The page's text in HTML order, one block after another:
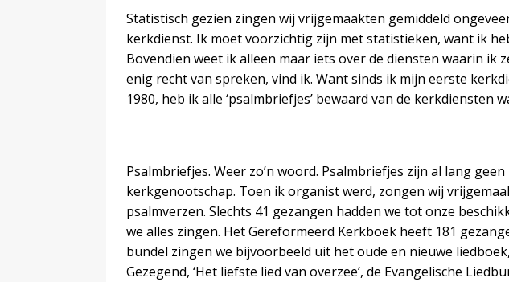
Statistisch gezien zingen wij vrijgemaakten gemiddeld
kerkdienst. Ik moet voorzichtig zijn met statistieken, want ik
Bovendien weet ik alleen maar iets over de diensten waarin ik
enig recht van spreken, vind ik. Want sinds ik mijn eerste
1980, heb ik alle ‘psalmbriefjes’ bewaard van de kerkdiensten
Psalmbriefjes. Weer zo’n woord. Psalmbriefjes zijn al lang
kerkgenootschap. Toen ik organist werd, zongen wij
psalmverzen. Slechts 41 gezangen hadden we tot onze
we alles zingen. Het Gereformeerd Kerkboek heeft 181
bundel zingen we bijvoorbeeld uit het oude en nieuwe
Gezegend, ‘Het liefste lied van overzee’, de Evangelische